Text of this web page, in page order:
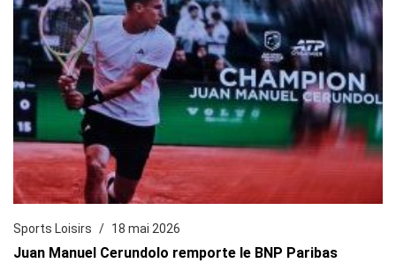
Sports Loisirs 18 mai 2026
Juan Manuel Cerundolo remporte le BNP Paribas